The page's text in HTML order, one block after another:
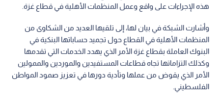
هذه الإجراءات على واقع وعمل المنظمات الأهلية في قطاع غزة.
وأشارت الشبكة في بيان لها، إلى تلقيها العديد من الشكاوى من
المنظمات الأهلية في القطاع حول تجميد حساباتها البنكية في
البنوك العاملة بقطاع غزة الأمر الذي يهدد الخدمات التي تقدمها
وكذلك التزاماتها تجاه قطاعات المستفيدين والموردين والممولين
الأمر الذي يقوض من عملها وتأدية دورها في تعزيز صمود المواطن
الفلسطيني.